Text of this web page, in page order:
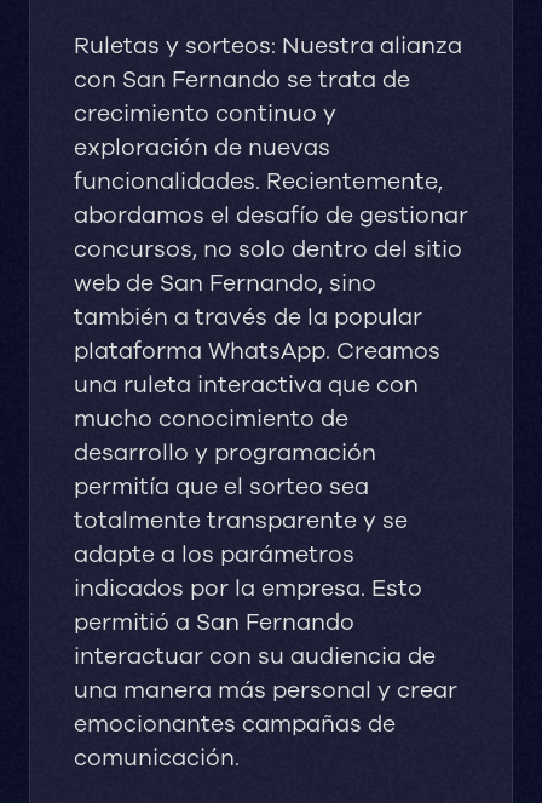
Ruletas y sorteos: Nuestra alianza
con San Fernando se trata de
crecimiento continuo y
exploración de nuevas
funcionalidades. Recientemente,
abordamos el desafío de gestionar
concursos, no solo dentro del sitio
web de San Fernando, sino
también a través de la popular
plataforma WhatsApp. Creamos
una ruleta interactiva que con
mucho conocimiento de
desarrollo y programación
permitía que el sorteo sea
totalmente transparente y se
adapte a los parámetros
indicados por la empresa. Esto
permitió a San Fernando
interactuar con su audiencia de
una manera más personal y crear
emocionantes campañas de
comunicación.